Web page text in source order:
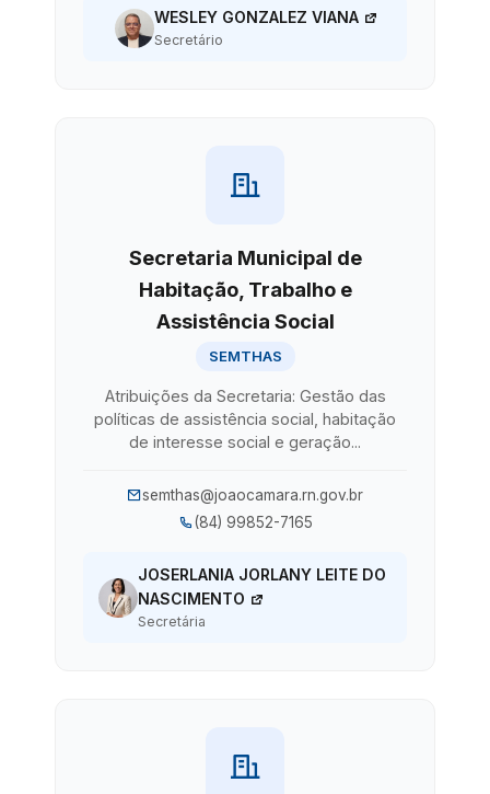
WESLEY GONZALEZ VIANA
Secretário
Secretaria Municipal de
Habitação, Trabalho e
Assistência Social
SEMTHAS
Atribuições da Secretaria: Gestão das
políticas de assistência social, habitação
de interesse social e geração...
semthas@joaocamara.rn.gov.br
(84) 99852-7165
JOSERLANIA JORLANY LEITE DO
NASCIMENTO
Secretária